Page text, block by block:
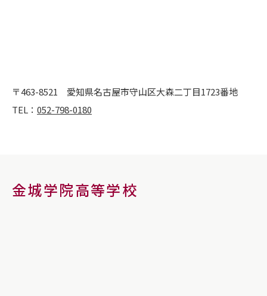
〒463-8521 愛知県名古屋市守山区大森二丁目1723番地
TEL： 052-798-0180
金城学院高等学校